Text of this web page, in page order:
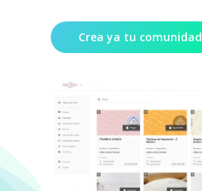
Crea ya tu comunidad